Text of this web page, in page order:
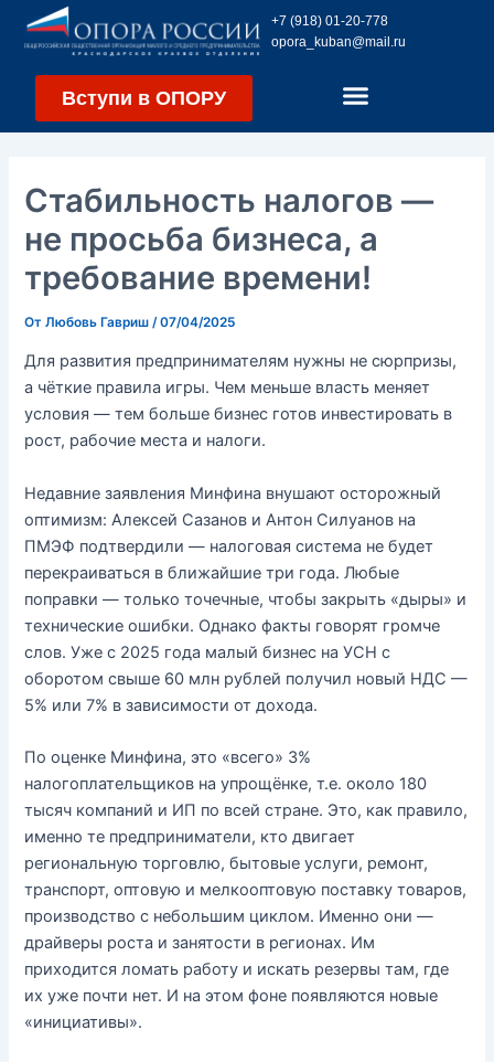
Перейти
+7 (918) 01-20-778
opora_kuban@mail.ru
Вступи в ОПОРУ
Стабильность налогов —
не просьба бизнеса, а
требование времени!
ОтЛюбовь Гавриш /07/04/2025
Для развития предпринимателям нужны не сюрпризы,
а чёткие правила игры. Чем меньше власть меняет
условия — тем больше бизнес готов инвестировать в
рост, рабочие места и налоги.
Недавние заявления Минфина внушают осторожный
оптимизм: Алексей Сазанов и Антон Силуанов на
ПМЭФ подтвердили — налоговая система не будет
перекраиваться в ближайшие три года. Любые
поправки — только точечные, чтобы закрыть «дыры» и
технические ошибки. Однако факты говорят громче
слов. Уже с 2025 года малый бизнес на УСН с
оборотом свыше 60 млн рублей получил новый НДС —
5% или 7% в зависимости от дохода.
По оценке Минфина, это «всего» 3%
налогоплательщиков на упрощёнке, т.е. около 180
тысяч компаний и ИП по всей стране. Это, как правило,
именно те предприниматели, кто двигает
региональную торговлю, бытовые услуги, ремонт,
транспорт, оптовую и мелкооптовую поставку товаров,
производство с небольшим циклом. Именно они —
драйверы роста и занятости в регионах. Им
приходится ломать работу и искать резервы там, где
их уже почти нет. И на этом фоне появляются новые
«инициативы».
Навигация
по